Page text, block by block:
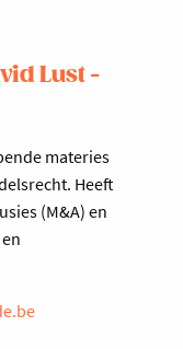
Lust -
materies
Heeft
(M&A) en